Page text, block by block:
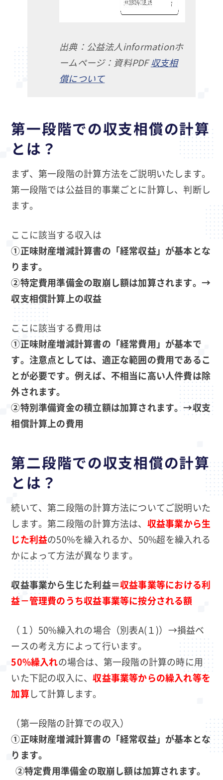
出典：公益法人informationホ
ームページ：資料PDF収支相
償について
第一段階での収支相償の計算
とは？
まず、第一段階の計算方法をご説明いたします。
第一段階では公益目的事業ごとに計算し、判断し
ます。
ここに該当する収入は
①正味財産増減計算書の「経常収益」が基本とな
ります。
②特定費用準備金の取崩し額は加算されます。→
収支相償計算上の収益
ここに該当する費用は
①正味財産増減計算書の「経常費用」が基本で
す。注意点としては、適正な範囲の費用であるこ
とが必要です。例えば、不相当に高い人件費は除
外されます。
②特別準備資金の積立額は加算されます。→収支
相償計算上の費用
第二段階での収支相償の計算
とは？
続いて、第二段階の計算方法についてご説明いた
します。第二段階の計算方法は、 収益事業から生
じた利益の50%を繰入れるか、50%超を繰入れる
かによって方法が異なります。
収益事業から生じた利益＝収益事業等における利
益－管理費のうち収益事業等に按分される額
（１）50%繰入れの場合（別表A(１)）→損益ベ
ースの考え方によって行います。
50%繰入れの場合は、第一段階の計算の時に用
いた下記の収入に、収益事業等からの繰入れ等を
加算して計算します。
（第一段階の計算での収入）
①正味財産増減計算書の「経常収益」が基本とな
ります。
②特定費用準備金の取崩し額は加算されます。